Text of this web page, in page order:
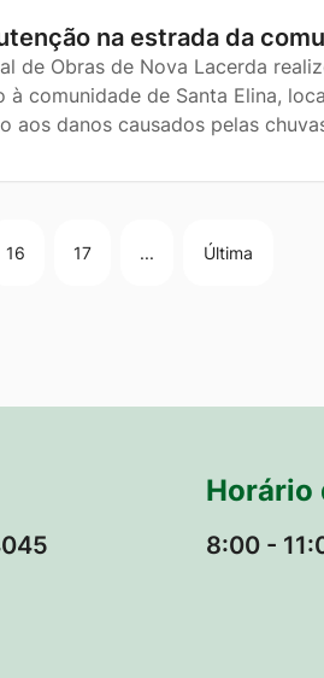
na estrada da
de Obras de Nova Lacerda
comunidade de Santa Elina,
aos danos causados pelas
16 17 ... Última
Horário
8:00 -